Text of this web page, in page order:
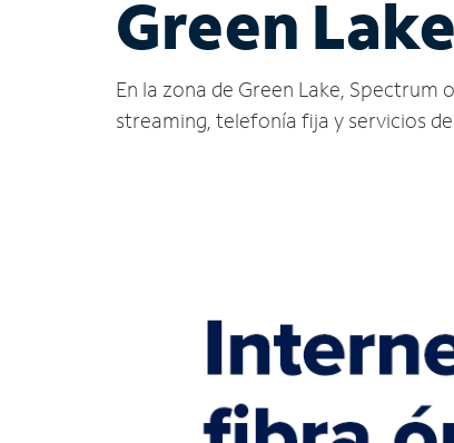
Green
En la zona de Green Lake,
streaming, telefonía fija y servicios